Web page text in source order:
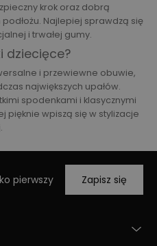
krok oraz dobrą
Najlepiej sprawdzą się
i trwałej gumy.
dziecięce?
i przewiewne obuwie,
największych upałów.
spodenkami i klasycznymi
pięknie wpiszą się w stylizacje
pierwszy Zapisz się